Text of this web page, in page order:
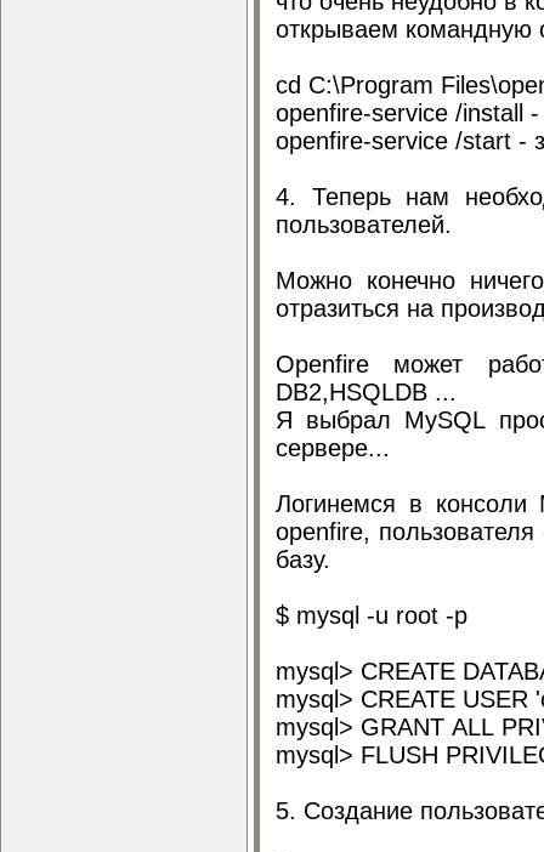
открываем командную
cd C:\Program
openfire-service /install
openfire-service /start -
4. Теперь нам
пользователей.
Можно конечно
отразиться на
Openfire может
DB2,HSQLDB ...
Я выбрал MySQL
сервере...
Логинемся в консоли
openfire,
базу.
$ mysql -u root -p
mysql> CREATE
mysql> CREATE USER
mysql> GRANT ALL
mysql> FLUSH
5. Создание